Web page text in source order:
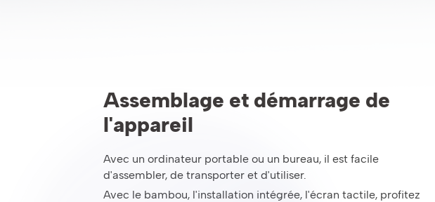
Assemblage et démarrage de
l'appareil
Avec un ordinateur portable ou un bureau, il est facile
d'assembler, de transporter et d'utiliser.
Avec le bambou, l'installation intégrée, l'écran tactile, profitez